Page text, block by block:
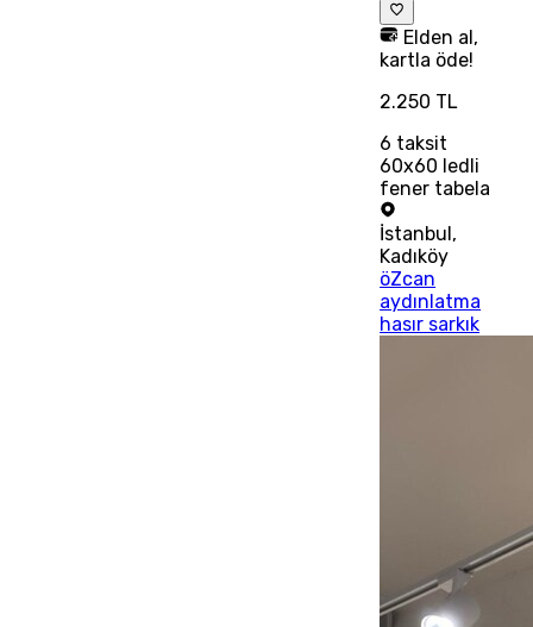
Elden al,
kartla öde!
2.250 TL
6 taksit
60x60 ledli
fener tabela
İstanbul,
Kadıköy
öZcan
aydınlatma
hasır sarkık